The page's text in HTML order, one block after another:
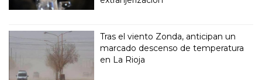
Tras el viento Zonda, anticipan un
marcado descenso de temperatura
en La Rioja